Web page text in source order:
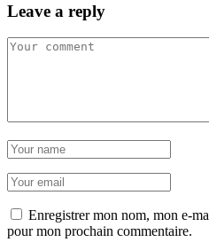
Leave a reply
Enregistrer mon nom, mon e-
pour mon prochain commentaire.